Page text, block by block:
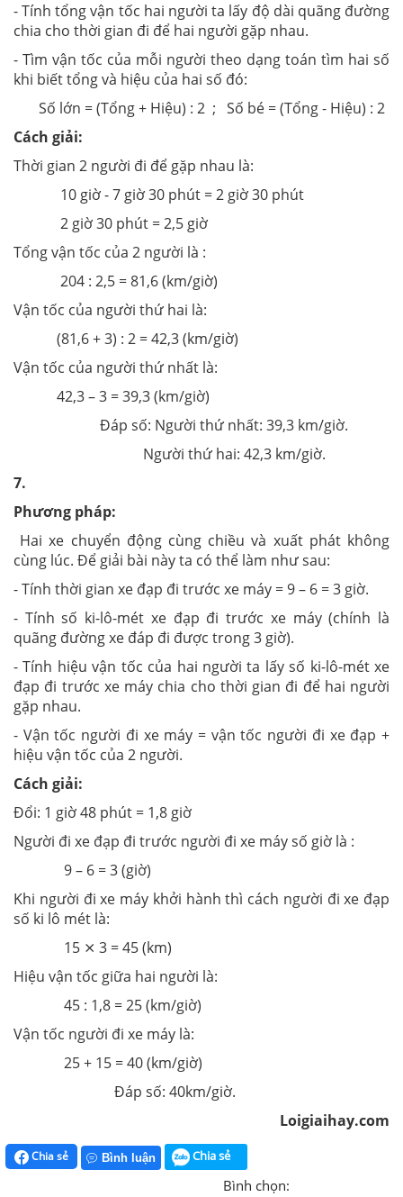
- Tính tổng vận tốc hai người ta lấy độ dài quãng đường
chia cho thời gian đi để hai người gặp nhau.
- Tìm vận tốc của mỗi người theo dạng toán tìm hai số
khi biết tổng và hiệu của hai số đó:
Số lớn = (Tổng + Hiệu) : 2 ; Số bé = (Tổng - Hiệu) : 2
Cách giải:
Thời gian 2 người đi để gặp nhau là:
10 giờ - 7 giờ 30 phút = 2 giờ 30 phút
2 giờ 30 phút = 2,5 giờ
Tổng vận tốc của 2 người là :
204 : 2,5 = 81,6 (km/giờ)
Vận tốc của người thứ hai là:
(81,6 + 3) : 2 = 42,3 (km/giờ)
Vận tốc của người thứ nhất là:
42,3 – 3 = 39,3 (km/giờ)
Đáp số: Người thứ nhất: 39,3 km/giờ.
Người thứ hai: 42,3 km/giờ.
7.
Phương pháp:
Hai xe chuyển động cùng chiều và xuất phát không
cùng lúc. Để giải bài này ta có thể làm như sau:
- Tính thời gian xe đạp đi trước xe máy =9 – 6 = 3 giờ.
- Tính số ki-lô-mét xe đạp đi trước xe máy (chính là
quãng đường xe đáp đi được trong 3 giờ).
- Tính hiệu vận tốc của hai người ta lấy số ki-lô-mét xe
đạp đi trước xe máy chia cho thời gian đi để hai người
gặp nhau.
- Vận tốc người đi xe máy = vận tốc người đi xe đạp +
hiệu vận tốc của 2 người.
Cách giải:
Đổi: 1 giờ 48 phút = 1,8 giờ
Người đi xe đạp đi trước người đi xe máy số giờ là :
9 – 6 = 3 (giờ)
Khi người đi xe máy khởi hành thì cách người đi xe đạp
số ki lô mét là:
15 ⨯ 3 = 45 (km)
Hiệu vận tốc giữa hai người là:
45 : 1,8 = 25 (km/giờ)
Vận tốc người đi xe máy là:
25 + 15 = 40 (km/giờ)
Đáp số: 40km/giờ.
Loigiaihay.com
Chia sẻ Bình luận Chia sẻ
Bình chọn: